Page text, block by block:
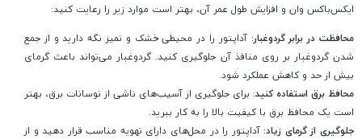
ایکس‌باکس وان و افزایش طول عمر آن، بهتر است موارد زیر را رعایت کنید:
محافظت در برابر گردوغبار: آداپتور را در محیطی خشک و تمیز نگه دارید و از جمع
شدن گردوغبار بر روی منافذ آن جلوگیری کنید. گردوغبار می‌تواند باعث گرمای
بیش از حد و کاهش عملکرد شود.
محافظ برق استفاده کنید: برای جلوگیری از آسیب‌های ناشی از نوسانات برق، بهتر
است یک محافظ برق با کیفیت بالا را به کار ببرید.
جلوگیری از گرمای زیاد:آداپتور را در محل‌های دارای تهویه مناسب قرار دهید و از